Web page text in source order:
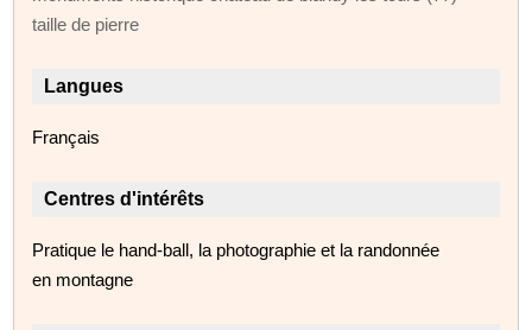
taille de pierre
Langues
Français
Centres d'intérêts
Pratique le hand-ball, la photographie et la randonnée
en montagne